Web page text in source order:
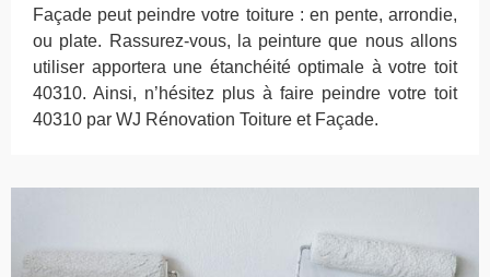
Façade peut peindre votre toiture : en pente, arrondie,
ou plate. Rassurez-vous, la peinture que nous allons
utiliser apportera une étanchéité optimale à votre toit
40310. Ainsi, n’hésitez plus à faire peindre votre toit
40310 par WJ Rénovation Toiture et Façade.